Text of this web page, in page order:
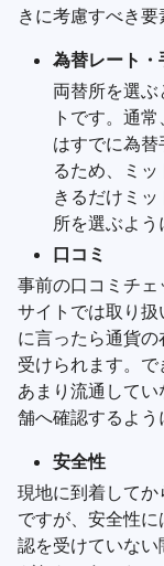
きに考慮すべき要
為替レート・
両替所を選
トです。通
はすでに為
るため、ミ
きるだけミ
所を選ぶよう
口コミ
事前の口コミチ
サイトでは取り
に言ったら通貨
受けられます。で
あまり流通して
舗へ確認するよう
安全性
現地に到着して
ですが、安全性
認を受けていな